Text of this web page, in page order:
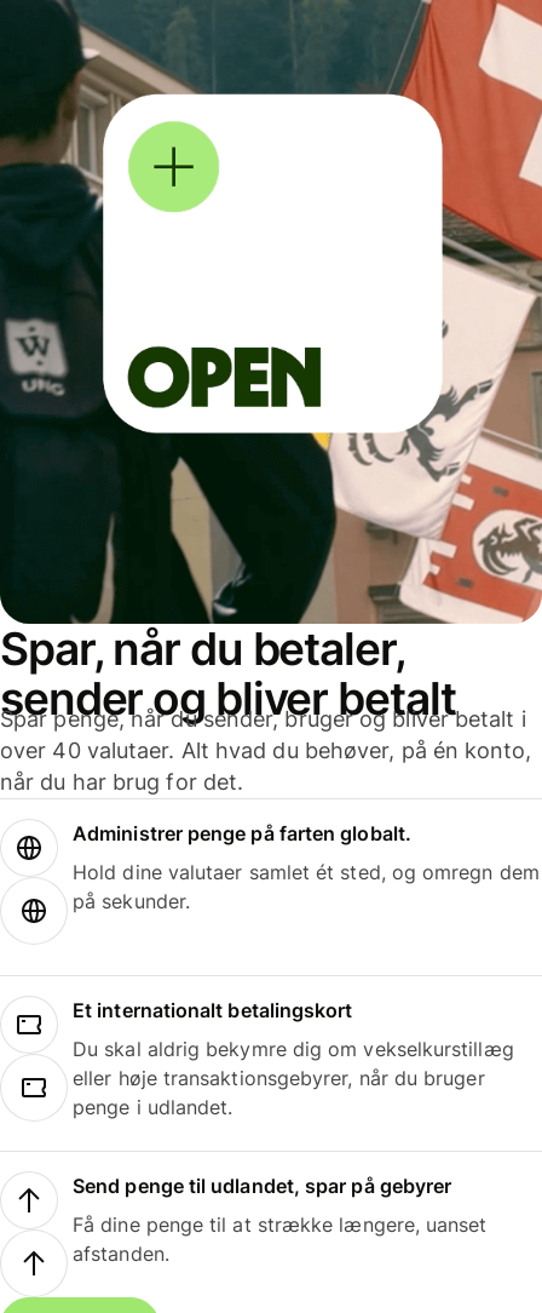
Spar, når du betaler,
sender og bliver betalt
Spar penge, når du sender, bruger og bliver betalt i
over 40 valutaer. Alt hvad du behøver, på én konto,
når du har brug for det.
Administrer penge på farten globalt.
Hold dine valutaer samlet ét sted, og omregn dem
på sekunder.
Et internationalt betalingskort
Du skal aldrig bekymre dig om vekselkurstillæg
eller høje transaktionsgebyrer, når du bruger
penge i udlandet.
Send penge til udlandet, spar på gebyrer
Få dine penge til at strække længere, uanset
afstanden.